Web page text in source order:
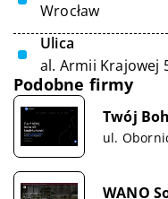
Wrocław
Ulica
al. Armii Krajowej
Podobne firmy
Twój
ul.
WANO